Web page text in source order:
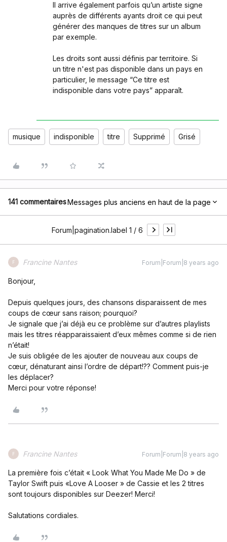
Il arrive également parfois qu’un artiste signe
auprès de différents ayants droit ce qui peut
générer des manques de titres sur un album
par exemple.
Les droits sont aussi définis par territoire. Si
un titre n'est pas disponible dans un pays en
particulier, le message “Ce titre est
indisponible dans votre pays” apparaît.
musique indisponible titre Supprimé Grisé
141 commentairesMessages plus anciens en haut de la page
Forum|pagination.label 1 / 6
F Francine Nantes Forum|Forum|8 years ago
Bonjour,
Depuis quelques jours, des chansons disparaissent de mes
coups de cœur sans raison; pourquoi?
Je signale que j’ai déjà eu ce problème sur d’autres playlists
mais les titres réapparaissaient d’eux mêmes comme si de rien
n’était!
Je suis obligée de les ajouter de nouveau aux coups de
cœur, dénaturant ainsi l’ordre de départ!?? Comment puis-je
les déplacer?
Merci pour votre réponse!
F Francine Nantes Forum|Forum|8 years ago
La première fois c’était « Look What You Made Me Do » de
Taylor Swift puis «Love A Looser » de Cassie et les 2 titres
sont toujours disponibles sur Deezer! Merci!
Salutations cordiales.